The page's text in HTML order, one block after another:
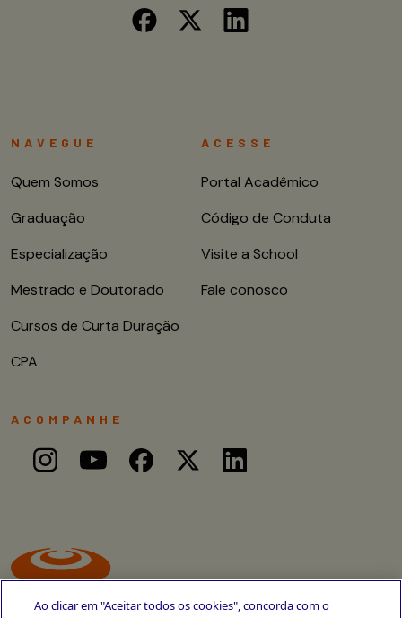
NAVEGUE
Quem Somos
Graduação
Especialização
Mestrado e Doutorado
Cursos de Curta Duração
CPA
ACESSE
Portal Acadêmico
Código de Conduta
Visite a School
Fale conosco
ACOMPANHE
Ao clicar em "Aceitar todos os cookies", concorda com o